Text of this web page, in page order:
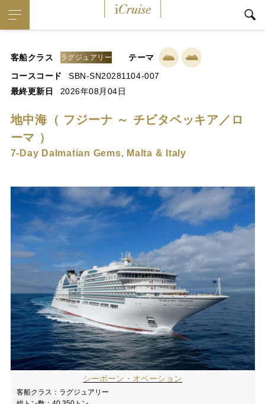
客船クラス ラグジュアリー
テーマ
コースコード
SBN-SN20281104-007
最終更新日
2026年08月04日
地中海（ フジーナ ～ チビタベッキア／ロ
ーマ ）
7-Day Dalmatian Gems, Malta & Italy
シーボーン・オベーション
客船クラス： ラグジュアリー